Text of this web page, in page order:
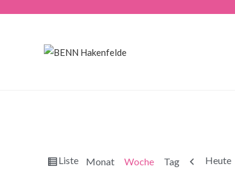
Ansicht
Liste Monat Woche Tag Zurück
Heute